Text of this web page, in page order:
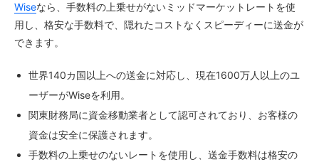
Wiseなら、手数料の上乗せがないミッドマーケットレートを使
用し、格安な手数料で、隠れたコストなくスピーディーに送金が
できます。
世界140カ国以上への送金に対応し、現在1600万人以上のユ
ーザーがWiseを利用。
関東財務局に資金移動業者として認可されており、お客様の
資金は安全に保護されます。
手数料の上乗せのないレートを使用し、送金手数料は格安の